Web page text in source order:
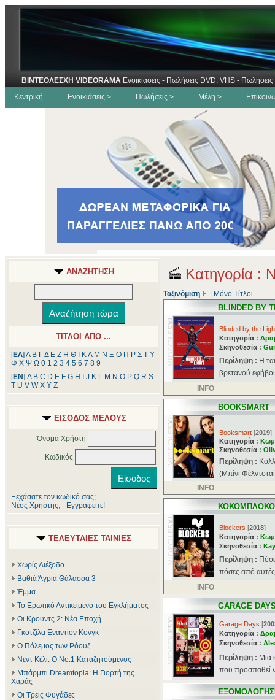
ΒΙΝΤΕΟΛΕΣΧΗ VIDEORAMA Ενοικιάσεις - Πωλήσεις DVD, VHS -
Κεντρική
Ενοικιάσεις > Πωλήσεις > Μέλη >
ΑΝΑΖΗΤΗΣΗ
ΤΙΤΛΟΙ ΑΠΟ ...
[ΕΛ] Α Β ΓΔ Ε Ζ Η Θ ΚΛ Μ Ν Ξ Ο Π Ρ Σ Τ Υ
Φ Χ Ψ Ω 0 1 2 3 4 5 6 7 8 9
[ΕΝ] A B C D E F G H J K L M N O P Q R S
T U V W X Y Z
ΕΙΣΟΔΟΣ ΜΕΛΟΥΣ
Όνομα Χρήστη
Κωδικός
Ξεχάσατε τον κωδικό σας;
Νέος Χρήστης; - Εγγραφείτε!
ΤΕΛΕΥΤΑΙΕΣ ΤΑΙΝΙΕΣ
Χωρίς Διέξοδο
Βαθιά Άγρια Θάλασσα 3
Έμμα
Το Ερωτικό Αντικείμενο του Εγκλήματος
Οι Κρουντς 2: Νέα Εποχή
Γκοτζίλα Εναντίον Κονγκ
Ο Πόλεμος των Ρόουζ
Νεντ Κέλι: Ο Νο.1 Καταζητούμενος
Μπάρμπι Dreamtopia: Η Γιορτή της
Χαράς
Οι Τρεις Φυγάδες
Κατηγορία :
Ταξινόμιση Μόνο Τίτλοι
BLINDED BY
Blinded by the
Κατηγορία :
Σκηνοθεσία :
Περίληψη : Η
βρετανού
INFO
BOOKSMART
Booksmart [2019]
Κατηγορία :
Σκηνοθεσία :
Περίληψη :
(Μπίνι
INFO
ΚΟΚΟΜΠΛΟΚΟ
Blockers [2018]
Κατηγορία :
Σκηνοθεσία :
Περίληψη :
πόσες από
INFO
GARAGE
Garage Days [
Κατηγορία :
Σκηνοθεσία :
Περίληψη : Μια
που προσπαθεί